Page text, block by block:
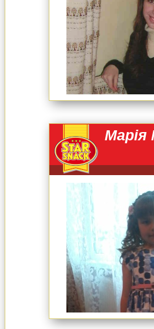
Марія